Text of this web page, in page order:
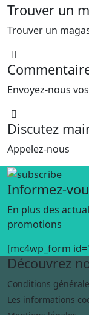
Trouver un
Trouver un
Envoyez-nous
Discutez
Appelez-nous
Informez-
En plus des
promotions
[mc4wp_form
Découvrez
Conditions
Les informations